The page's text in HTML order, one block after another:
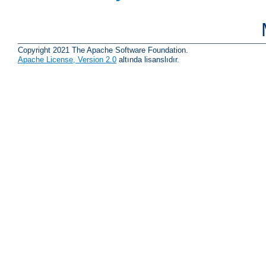
Copyright 2021 The Apache Software Foundation.
Apache License, Version 2.0 altında lisanslıdır.